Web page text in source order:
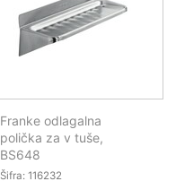
Franke odlagalna
polička za v tuše,
BS648
Šifra: 116232